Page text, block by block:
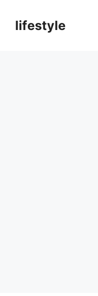
lifestyle